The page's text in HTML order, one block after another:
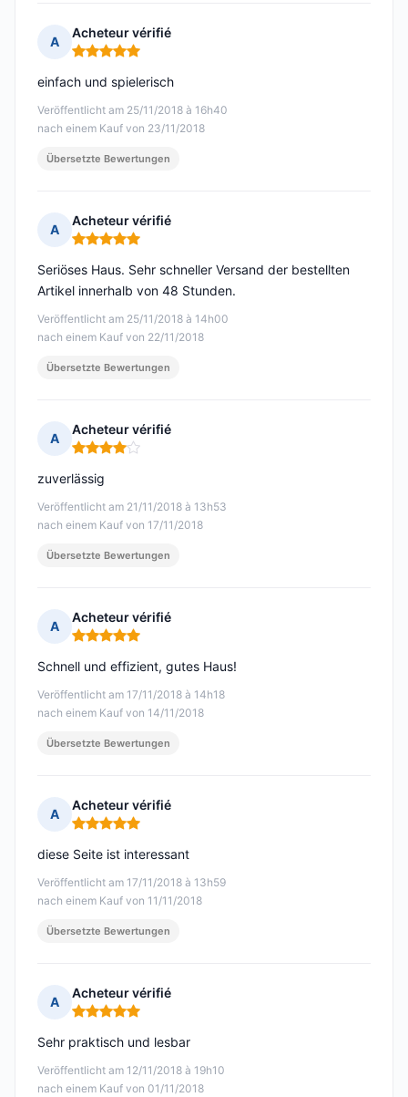
A
Acheteur vérifié
Hinweis: 5 von 5
Veröffentlicht am 25/11/2018 à 16h40
nach einem Kauf von 23/11/2018
einfach und spielerisch
Übersetzte Bewertungen
A
Acheteur vérifié
Hinweis: 5 von 5
Veröffentlicht am 25/11/2018 à 14h00
nach einem Kauf von 22/11/2018
Seriöses Haus. Sehr schneller Versand der bestellten
Artikel innerhalb von 48 Stunden.
Übersetzte Bewertungen
A
Acheteur vérifié
Hinweis: 4 von 5
Veröffentlicht am 21/11/2018 à 13h53
nach einem Kauf von 17/11/2018
zuverlässig
Übersetzte Bewertungen
A
Acheteur vérifié
Hinweis: 5 von 5
Veröffentlicht am 17/11/2018 à 14h18
nach einem Kauf von 14/11/2018
Schnell und effizient, gutes Haus!
Übersetzte Bewertungen
A
Acheteur vérifié
Hinweis: 5 von 5
Veröffentlicht am 17/11/2018 à 13h59
nach einem Kauf von 11/11/2018
diese Seite ist interessant
Übersetzte Bewertungen
A
Acheteur vérifié
Hinweis: 5 von 5
Veröffentlicht am 12/11/2018 à 19h10
nach einem Kauf von 01/11/2018
Sehr praktisch und lesbar